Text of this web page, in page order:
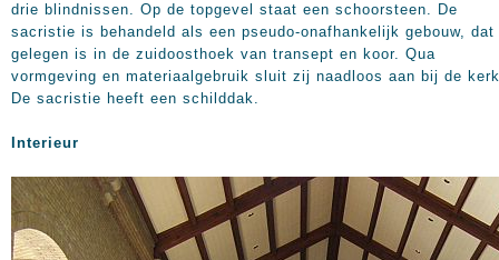
drie blindnissen. Op de topgevel staat een schoorsteen. De
sacristie is behandeld als een pseudo-onafhankelijk gebouw, dat
gelegen is in de zuidoosthoek van transept en koor. Qua
vormgeving en materiaalgebruik sluit zij naadloos aan bij de
De sacristie heeft een schilddak.
Interieur